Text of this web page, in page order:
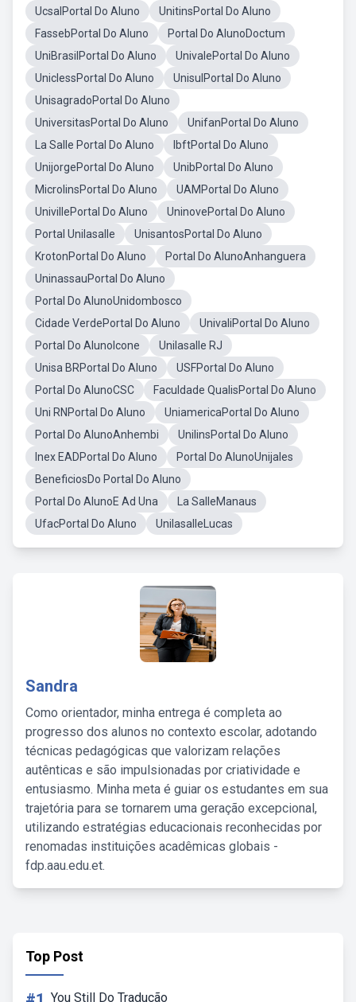
UcsalPortal Do Aluno
UnitinsPortal Do Aluno
FassebPortal Do Aluno
Portal Do AlunoDoctum
UniBrasilPortal Do Aluno
UnivalePortal Do Aluno
UniclessPortal Do Aluno
UnisulPortal Do Aluno
UnisagradoPortal Do Aluno
UniversitasPortal Do Aluno
UnifanPortal Do Aluno
La Salle Portal Do Aluno
IbftPortal Do Aluno
UnijorgePortal Do Aluno
UnibPortal Do Aluno
MicrolinsPortal Do Aluno
UAMPortal Do Aluno
UnivillePortal Do Aluno
UninovePortal Do Aluno
Portal Unilasalle
UnisantosPortal Do Aluno
KrotonPortal Do Aluno
Portal Do AlunoAnhanguera
UninassauPortal Do Aluno
Portal Do AlunoUnidombosco
Cidade VerdePortal Do Aluno
UnivaliPortal Do Aluno
Portal Do AlunoIcone
Unilasalle RJ
Unisa BRPortal Do Aluno
USFPortal Do Aluno
Portal Do AlunoCSC
Faculdade QualisPortal Do Aluno
Uni RNPortal Do Aluno
UniamericaPortal Do Aluno
Portal Do AlunoAnhembi
UnilinsPortal Do Aluno
Inex EADPortal Do Aluno
Portal Do AlunoUnijales
BeneficiosDo Portal Do Aluno
Portal Do AlunoE Ad Una
La SalleManaus
UfacPortal Do Aluno
UnilasalleLucas
Sandra
Como orientador, minha entrega é completa ao
progresso dos alunos no contexto escolar, adotando
técnicas pedagógicas que valorizam relações
autênticas e são impulsionadas por criatividade e
entusiasmo. Minha meta é guiar os estudantes em sua
trajetória para se tornarem uma geração excepcional,
utilizando estratégias educacionais reconhecidas por
renomadas instituições acadêmicas globais -
fdp.aau.edu.et.
Top Post
You Still Do Tradução